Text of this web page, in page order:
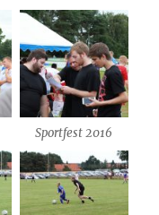
Sportfest 2016